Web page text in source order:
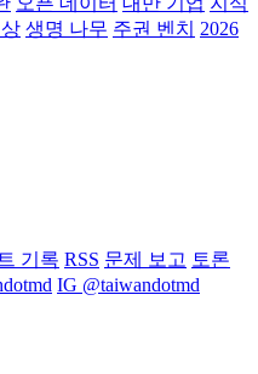
생명 나무 주권 벤치 2026
기록 RSS 문제 보고 토론
IG @taiwandotmd